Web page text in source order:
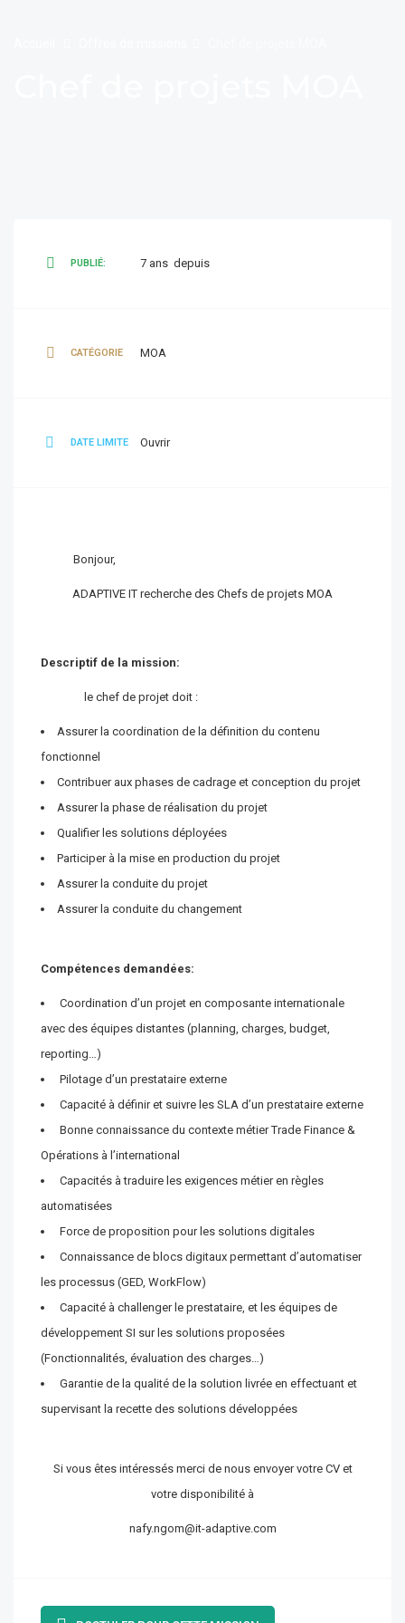
PUBLIÉ: 7 ans depuis
CATÉGORIE MOA
DATE LIMITE Ouvrir
Bonjour,
ADAPTIVE IT recherche des Chefs de projets MOA
Descriptif de la mission:
le chef de projet doit :
Assurer la coordination de la définition du contenu
fonctionnel
Contribuer aux phases de cadrage et conception du projet
Assurer la phase de réalisation du projet
Qualifier les solutions déployées
Participer à la mise en production du projet
Assurer la conduite du projet
Assurer la conduite du changement
Compétences demandées:
Coordination d’un projet en composante internationale
avec des équipes distantes (planning, charges, budget,
reporting…)
Pilotage d’un prestataire externe
Capacité à définir et suivre les SLA d’un prestataire externe
Bonne connaissance du contexte métier Trade Finance &
Opérations à l’international
Capacités à traduire les exigences métier en règles
automatisées
Force de proposition pour les solutions digitales
Connaissance de blocs digitaux permettant d’automatiser
les processus (GED, WorkFlow)
Capacité à challenger le prestataire, et les équipes de
développement SI sur les solutions proposées
(Fonctionnalités, évaluation des charges…)
Garantie de la qualité de la solution livrée en effectuant et
supervisant la recette des solutions développées
Si vous êtes intéressés merci de nous envoyer votre CV et
votre disponibilité à
nafy.ngom@it-adaptive.com